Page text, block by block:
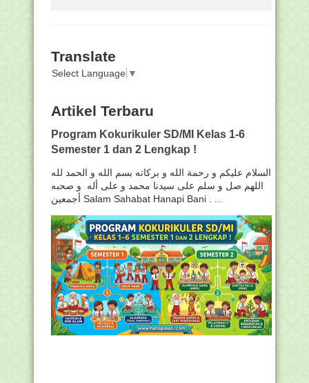
Translate
Select Language ▼
Artikel Terbaru
Program Kokurikuler SD/MI Kelas 1-6
Semester 1 dan 2 Lengkap !
السلام عليكم و رحمة الله و بركاته بسم الله و الحمد لله
اللهم صل و سلم على سيدنا محمد و على أله و صحبه
أجمعين Salam Sahabat Hanapi Bani . ...